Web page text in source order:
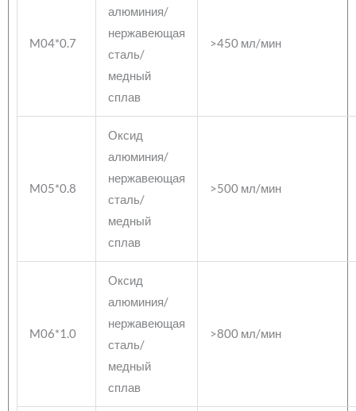
M04*0.7
алюминия/
нержавеющая
сталь/
медный
сплав
>450 мл/мин
M05*0.8
Оксид
алюминия/
нержавеющая
сталь/
медный
сплав
>500 мл/мин
M06*1.0
Оксид
алюминия/
нержавеющая
сталь/
медный
сплав
>800 мл/мин